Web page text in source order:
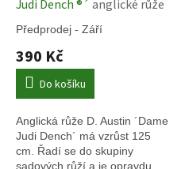
Judi Dench ®´ anglické růže
Předprodej - Září
390 Kč
Do košíku
Anglická růže D. Austin ´Dame
Judi Dench´ má vzrůst 125
cm. Řadí se do skupiny
sadových růží a je opravdu